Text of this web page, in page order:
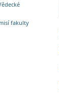
fakulty